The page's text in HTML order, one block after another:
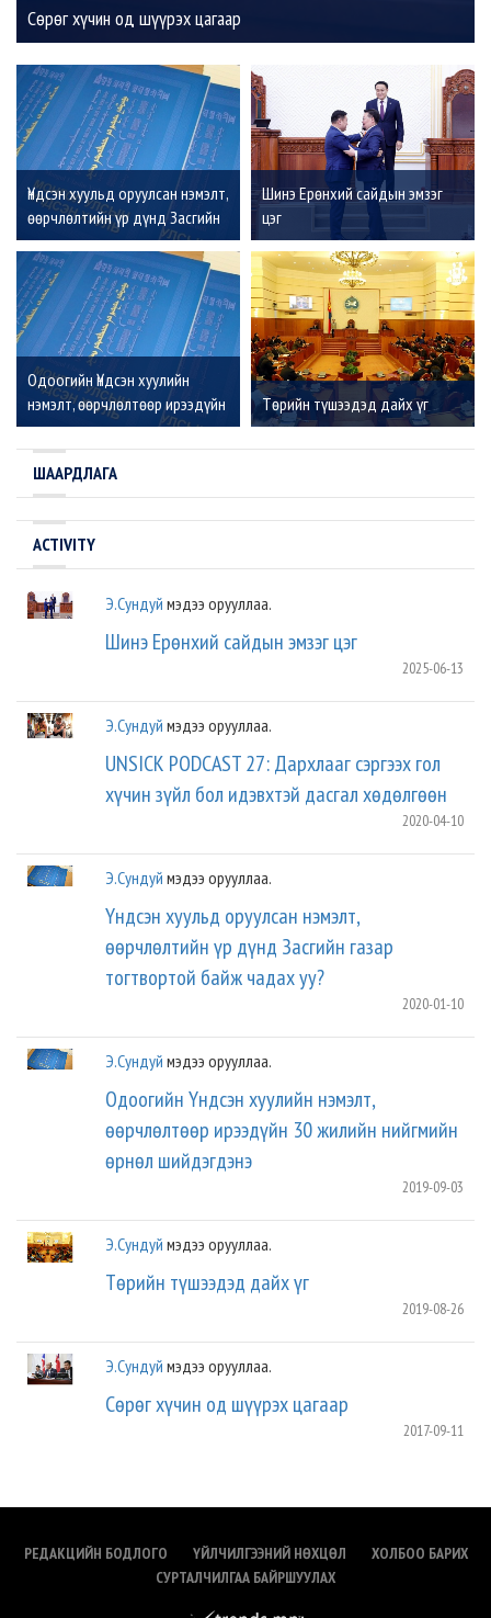
Сөрөг хүчин од шүүрэх цагаар
Үндсэн хуульд оруулсан нэмэлт,
өөрчлөлтийн үр дүнд Засгийн
газар тогтвортой байж чадах
уу?
Шинэ Ерөнхий сайдын эмзэг
цэг
Одоогийн Үндсэн хуулийн
нэмэлт, өөрчлөлтөөр ирээдүйн
30 жилийн нийгмийн өрнөл
шийдэгдэнэ
Төрийн түшээдэд дайх үг
ШААРДЛАГА
ACTIVITY
Э.Сундуй мэдээ орууллаа.
Шинэ Ерөнхий сайдын эмзэг цэг
2025-06-13
Э.Сундуй мэдээ орууллаа.
UNSICK PODCAST 27: Дархлааг сэргээх гол
хүчин зүйл бол идэвхтэй дасгал хөдөлгөөн
2020-04-10
Э.Сундуй мэдээ орууллаа.
Үндсэн хуульд оруулсан нэмэлт,
өөрчлөлтийн үр дүнд Засгийн газар
тогтвортой байж чадах уу?
2020-01-10
Э.Сундуй мэдээ орууллаа.
Одоогийн Үндсэн хуулийн нэмэлт,
өөрчлөлтөөр ирээдүйн 30 жилийн нийгмийн
өрнөл шийдэгдэнэ
2019-09-03
Э.Сундуй мэдээ орууллаа.
Төрийн түшээдэд дайх үг
2019-08-26
Э.Сундуй мэдээ орууллаа.
Сөрөг хүчин од шүүрэх цагаар
2017-09-11
РЕДАКЦИЙН БОДЛОГО ҮЙЛЧИЛГЭЭНИЙ НӨХЦӨЛ
ХОЛБОО БАРИХ
СУРТАЛЧИЛГАА БАЙРШУУЛАХ